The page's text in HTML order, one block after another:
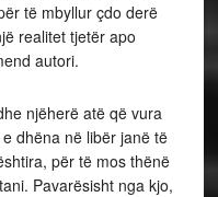
të mbyllur çdo derë
realitet tjetër apo
autori.
njëherë atë që vura
dhëna në libër janë të
për të mos thënë
Pavarësisht nga kjo,